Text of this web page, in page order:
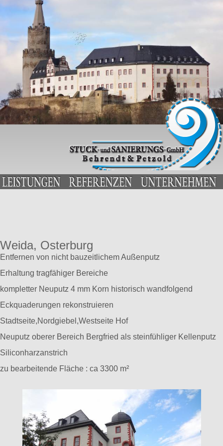
Weida, Osterburg
Entfernen von nicht bauzeitlichem Außenputz
Erhaltung tragfähiger Bereiche
kompletter Neuputz 4 mm Korn historisch wandfolgend
Eckquaderungen rekonstruieren
Stadtseite,Nordgiebel,Westseite Hof
Neuputz oberer Bereich Bergfried als steinfühliger Kellenputz
Siliconharzanstrich
zu bearbeitende Fläche : ca 3300 m²